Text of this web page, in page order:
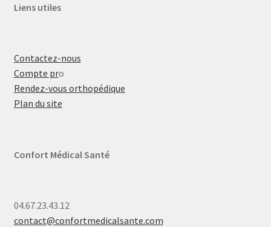
Liens utiles
Contactez-nous
Compte pro
Rendez-vous orthopédique
Plan du site
Confort Médical Santé
04.67.23.43.12
contact@confortmedicalsante.com